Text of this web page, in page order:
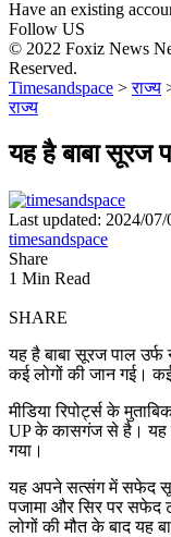
Have an existing
Follow US
© 2022 Foxiz News
Reserved.
Timesandspace >राज्य
राज्य
यह है बाबा सूरज
Last updated: 2024/
timesandspace
Share
1 Min Read
SHARE
यह है बाबा सूरज पाल उर्फ
कई लोगों की जान गई। कई
मीडिया रिपोर्ट्स के
UP के कासगंज से है। यह
गया।
यह अपने सत्संग में सफेद
पजामा और सिर पर सफेद
लोगों की मौत के बाद यह